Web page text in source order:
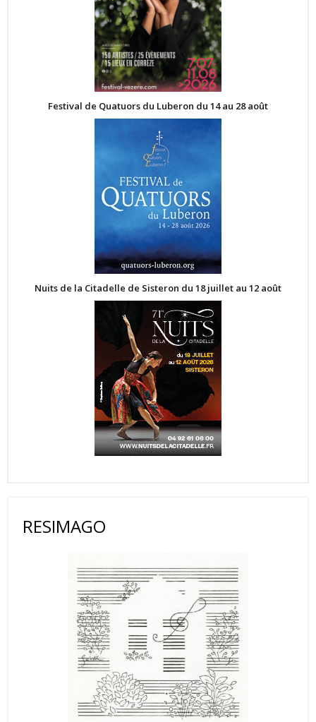
Festival de Quatuors du Luberon du 14 au 28 août
Nuits de la Citadelle de Sisteron du 18 juillet au 12 août
RESIMAGO